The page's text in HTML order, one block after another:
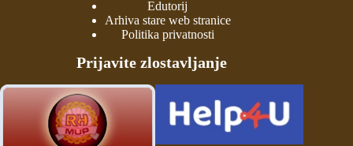
Edutorij
Arhiva stare web stranice
Politika privatnosti
Prijavite zlostavljanje